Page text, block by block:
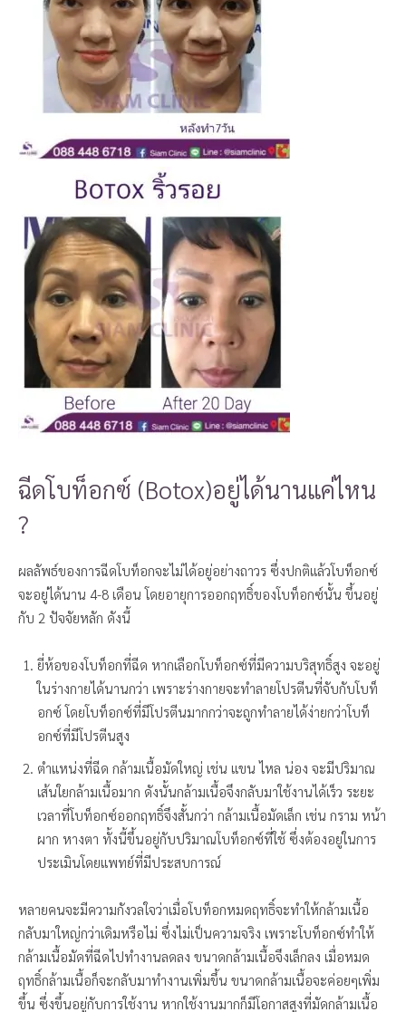
ฉีดโบท็อกซ์ (Botox)อยู่ได้นานแค่ไหน
?
ผลลัพธ์ของการฉีดโบท็อกจะไม่ได้อยู่อย่างถาวร ซึ่งปกติแล้วโบท็อกซ์
จะอยู่ได้นาน 4-8 เดือน โดยอายุการออกฤทธิ์ของโบท็อกซ์นั้น ขึ้นอยู่
กับ 2 ปัจจัยหลัก ดังนี้
ยี่ห้อของโบท็อกที่ฉีด หากเลือกโบท็อกซ์ที่มีความบริสุทธิ์สูง จะอยู่
ในร่างกายได้นานกว่า เพราะร่างกายจะทำลายโปรตีนที่จับกับโบท็
อกซ์ โดยโบท็อกซ์ที่มีโปรตีนมากกว่าจะถูกทำลายได้ง่ายกว่าโบท็
อกซ์ที่มีโปรตีนสูง
ตำแหน่งที่ฉีด กล้ามเนื้อมัดใหญ่ เช่น แขน ไหล น่อง จะมีปริมาณ
เส้นใยกล้ามเนื้อมาก ดังนั้นกล้ามเนื้อจึงกลับมาใช้งานได้เร็ว ระยะ
เวลาที่โบท็อกซ์ออกฤทธิ์จึงสั้นกว่า กล้ามเนื้อมัดเล็ก เช่น กราม หน้า
ผาก หางตา ทั้งนี้ขึ้นอยู่กับปริมาณโบท็อกซ์ที่ใช้ ซึ่งต้องอยู่ในการ
ประเมินโดยแพทย์ที่มีประสบการณ์
หลายคนจะมีความกังวลใจว่าเมื่อโบท็อกหมดฤทธิ์จะทำให้กล้ามเนื้อ
กลับมาใหญ่กว่าเดิมหรือไม่ ซึ่งไม่เป็นความจริง เพราะโบท็อกซ์ทำให้
กล้ามเนื้อมัดที่ฉีดไปทำงานลดลง ขนาดกล้ามเนื้อจึงเล็กลง เมื่อหมด
ฤทธิ์กล้ามเนื้อก็จะกลับมาทำงานเพิ่มขึ้น ขนาดกล้ามเนื้อจะค่อยๆเพิ่ม
ขึ้น ซึ่งขึ้นอยู่กับการใช้งาน หากใช้งานมากก็มีโอกาสสูงที่มัดกล้ามเนื้อ